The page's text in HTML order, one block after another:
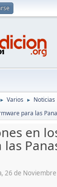
► Varios ► Noticias
para las
en
26 de